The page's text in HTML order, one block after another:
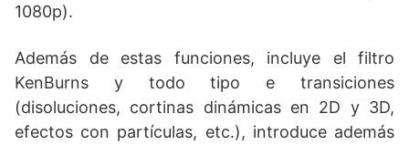
1080p).
Además de estas funciones, incluye el filtro
KenBurns y todo tipo e transiciones
(disoluciones, cortinas dinámicas en 2D y 3D,
efectos con partículas, etc.), introduce además